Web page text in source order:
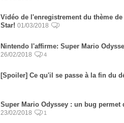
Vidéo de l'enregistrement du thème
Star! 01/03/2018
Nintendo l'affirme: Super Mario
26/02/2018 4
[Spoiler] Ce qu'il se passe à la fin du
Super Mario Odyssey : un bug
23/02/2018 1